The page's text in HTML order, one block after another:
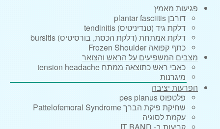
פגיעות מאמץ
דורבן plantar fasciitis
דלקת גיד (טנדיניטיס) tendinitis
דלקת אמתחת (דלקת הכסת, בורסיטיס) bursitis
כתף קפואה Frozen Shoulder
מצבים המשפיעים על הראש והצואר
כאבי ראש כתוצאה ממתח tension headache
מיגרנות
הפרעות יציבה
פלטפוס pes planus
שחיקת פיקת הברך Pattelofemoral Syndrome
עקמת לסוגיה